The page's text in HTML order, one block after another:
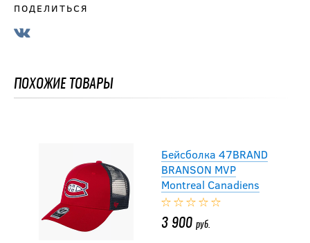
ПОДЕЛИТЬСЯ
ПОХОЖИЕ ТОВАРЫ
4 200
Бейсболка 47BRAND
BRANSON MVP
Montreal Canadiens
3 900 руб.